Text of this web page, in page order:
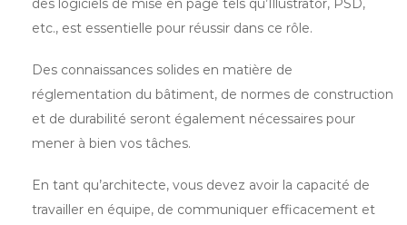
des logiciels de mise en page tels qu’Illustrator, PSD,
etc., est essentielle pour réussir dans ce rôle.
Des connaissances solides en matière de
réglementation du bâtiment, de normes de construction
et de durabilité seront également nécessaires pour
mener à bien vos tâches.
En tant qu’architecte, vous devez avoir la capacité de
travailler en équipe, de communiquer efficacement et